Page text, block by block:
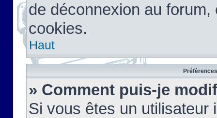
de déconnexion au
cookies.
Haut
» Comment puis-je
Si vous êtes un